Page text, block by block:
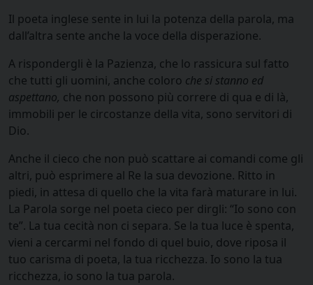
Il poeta inglese sente in lui la potenza della parola, ma
dall’altra sente anche la voce della disperazione.
A rispondergli è la Pazienza, che lo rassicura sul fatto
che tutti gli uomini, anche coloro che si stanno ed
aspettano, che non possono più correre di qua e di là,
immobili per le circostanze della vita, sono servitori di
Dio.
Anche il cieco che non può scattare ai comandi come gli
altri, può esprimere al Re la sua devozione. Ritto in
piedi, in attesa di quello che la vita farà maturare in lui.
La Parola sorge nel poeta cieco per dirgli: “Io sono con
te”. La tua cecità non ci separa. Se la tua luce è spenta,
vieni a cercarmi nel fondo di quel buio, dove riposa il
tuo carisma di poeta, la tua ricchezza. Io sono la tua
ricchezza, io sono la tua parola.